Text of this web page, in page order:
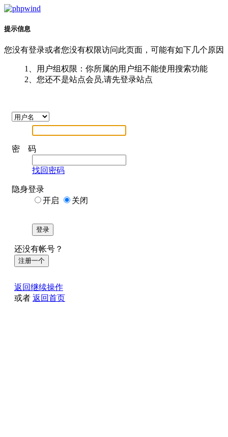
提示信息
您没有登录或者您没有权限访问此页面，可能有如下几个原因
1、用户组权限：你所属的用户组不能使用搜索功能
2、您还不是站点会员,请先登录站点
密 码
找回密码
隐身登录
开启
关闭
登录
还没有帐号？
注册一个
返回继续操作
或者 返回首页